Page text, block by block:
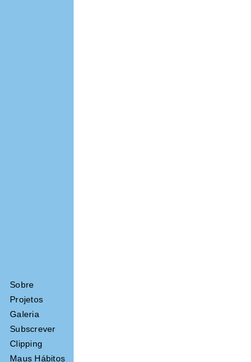
Maus Hábitos
Clipping
Subscrever
Galeria
Projetos
Sobre